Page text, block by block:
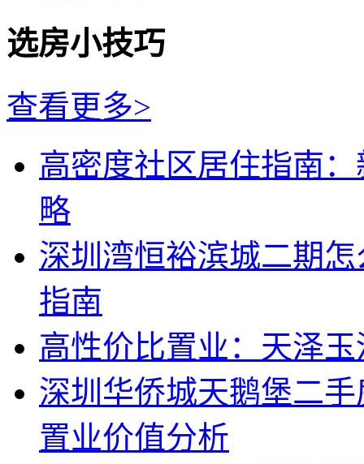
选房小技巧
查看更多>
高密度社区居住指南
略
深圳湾恒裕滨城二期
指南
高性价比置业：天泽
深圳华侨城天鹅堡二
置业价值分析